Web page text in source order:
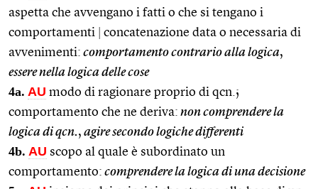
aspetta che avvengano i fatti o che si tengano i
comportamenti
concatenazione data o necessaria di
avvenimenti: comportamento contrario alla logica,
essere nella logica delle cose
4a. AU modo di ragionare proprio di qcn.;
comportamento che ne deriva: non comprendere la
logica di qcn., agire secondo logiche differenti
4b. AU scopo al quale è subordinato un
comportamento: comprendere la logica di una decisione